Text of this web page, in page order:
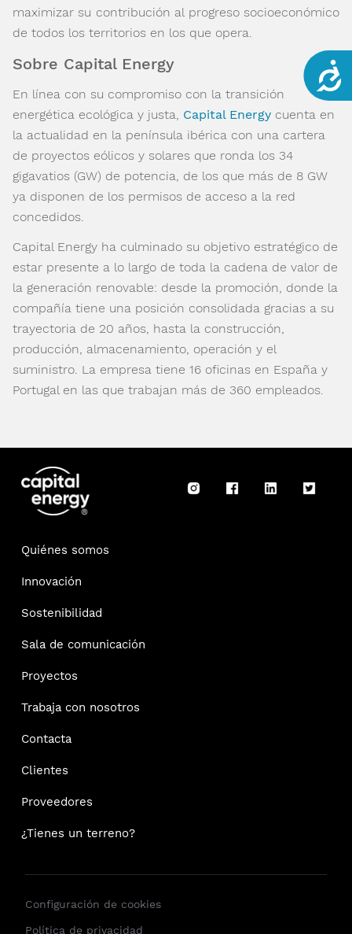
maximizar su contribución al progreso socioeconómico
de todos los territorios en los que opera.
Sobre Capital Energy
En línea con su compromiso con la transición
energética ecológica y justa, Capital Energy cuenta en
la actualidad en la península ibérica con una cartera
de proyectos eólicos y solares que ronda los 34
gigavatios (GW) de potencia, de los que más de 8 GW
ya disponen de los permisos de acceso a la red
concedidos.
Capital Energy ha culminado su objetivo estratégico de
estar presente a lo largo de toda la cadena de valor de
la generación renovable: desde la promoción, donde la
compañía tiene una posición consolidada gracias a su
trayectoria de 20 años, hasta la construcción,
producción, almacenamiento, operación y el
suministro. La empresa tiene 16 oficinas en España y
Portugal en las que trabajan más de 360 empleados.
Quiénes somos
Innovación
Sostenibilidad
Sala de comunicación
Proyectos
Trabaja con nosotros
Contacta
Clientes
Proveedores
¿Tienes un terreno?
Configuración de cookies
Política de privacidad